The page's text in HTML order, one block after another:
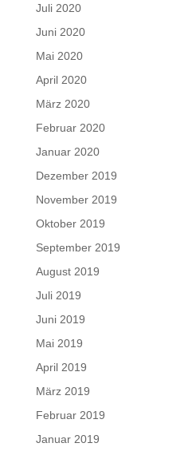
Juli 2020
Juni 2020
Mai 2020
April 2020
März 2020
Februar 2020
Januar 2020
Dezember 2019
November 2019
Oktober 2019
September 2019
August 2019
Juli 2019
Juni 2019
Mai 2019
April 2019
März 2019
Februar 2019
Januar 2019